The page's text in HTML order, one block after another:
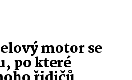
motor se
po které